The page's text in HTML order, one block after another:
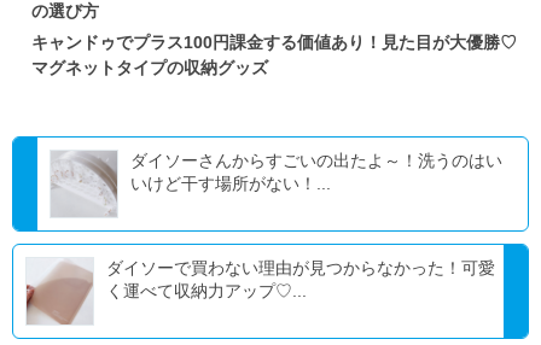
の選び方
キャンドゥでプラス100円課金する価値あり！見た目が大優勝♡
マグネットタイプの収納グッズ
ダイソーさんからすごいの出たよ～！洗うのはい
いけど干す場所がない！...
ダイソーで買わない理由が見つからなかった！可愛
く運べて収納力アップ♡...